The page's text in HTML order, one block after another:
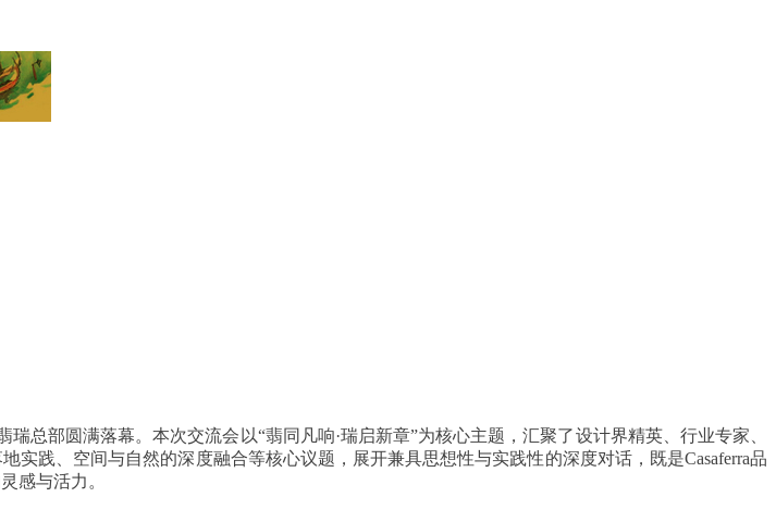
瑞总部圆满落幕。本次交流会以“翡同凡响·瑞启新章”为核心主题，汇聚了设计界精英、行业专家、
践、空间与自然的深度融合等核心议题，展开兼具思想性与实践性的深度对话，既是Casaferra品
感与活力。